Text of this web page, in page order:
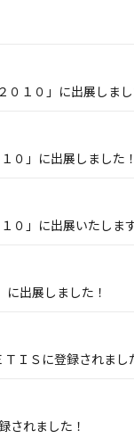
０１０」に出展しまし
０」に出展しました！
０」に出展いたしま
出展しました！
ＩＳに登録されまし
されました！